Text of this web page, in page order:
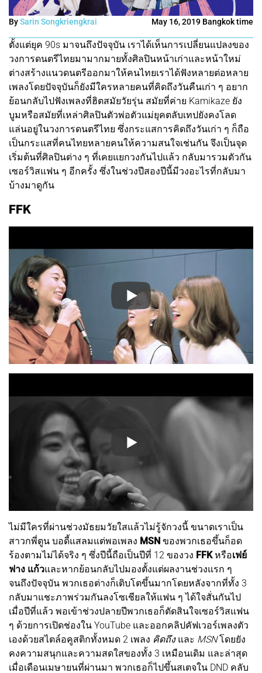
BySarin Songkriengkrai May 16, 2019 Bangkok time
ตั้งแต่ยุค 90s มาจนถึงปัจจุบัน เราได้เห็นการเปลี่ยนแปลงของ
วงการดนตรีไทยมามากมายทั้งศิลปินหน้าเก่าและหน้าใหม่
ต่างสร้างแนวดนตรีออกมาให้คนไทยเราได้ฟังหลายต่อหลาย
เพลงโดยปัจจุบันก็ยังมีใครหลายคนที่คิดถึงวันคืนเก่า ๆ อยาก
ย้อนกลับไปฟังเพลงที่ฮิตสมัยวัยรุ่น สมัยที่ค่าย Kamikaze ยัง
บูมหรือสมัยที่เหล่าศิลปินตัวพ่อตัวแม่ยุคตลับเทปยังคงโลด
แล่นอยู่ในวงการดนตรีไทย ซึ่งกระแสการคิดถึงวันเก่า ๆ ก็ถือ
เป็นกระแสที่คนไทยหลายคนให้ความสนใจเช่นกัน จึงเป็นจุด
เริ่มต้นที่ศิลปินต่าง ๆ ที่เคยแยกวงกันไปแล้ว กลับมารวมตัวกัน
เซอร์วิสแฟน ๆ อีกครั้ง ซึ่งในช่วงปีสองปีนี้มีวงอะไรที่กลับมา
บ้างมาดูกัน
FFK
ไม่มีใครที่ผ่านช่วงมัธยมวัยใสแล้วไม่รู้จักวงนี้ ขนาดเราเป็น
สาวกพี่ตูน บอดี้แสลมแต่พอเพลง MSN ของพวกเธอขึ้นก็อด
ร้องตามไม่ได้จริง ๆ ซึ่งปีนี้ถือเป็นปีที่ 12 ของวง FFKหรือเฟย์
ฟาง แก้วและหากย้อนกลับไปมองตั้งแต่ผลงานช่วงแรก ๆ
จนถึงปัจจุบัน พวกเธอต่างก็เติบโตขึ้นมากโดยหลังจากที่ทั้ง 3
กลับมาแชะภาพร่วมกันลงโซเชียลให้แฟน ๆ ได้ใจสั่นกันไป
เมื่อปีที่แล้ว พอเข้าช่วงปลายปีพวกเธอก็ตัดสินใจเซอร์วิสแฟน
ๆ ด้วยการเปิดช่องใน YouTube และออกคลิปคัฟเวอร์เพลงตัว
เองด้วยสไตล์อคูสติกทั้งหมด 2 เพลง คิดถึงและ MSNโดยยัง
คงความสนุกและความสดใสของทั้ง 3 เหมือนเดิม และล่าสุด
เมื่อเดือนเมษายนที่ผ่านมา พวกเธอก็ไปขึ้นสเตจใน DND คลับ